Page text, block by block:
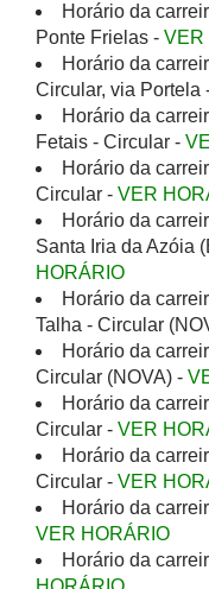
Horário da
Ponte Frielas - VER
Horário da
Circular, via Portela
Horário da
Fetais - Circular -
Horário da
Circular - VER
Horário da
Santa Iria da Azóia
HORÁRIO
Horário da
Talha - Circular
Horário da
Circular (NOVA) -
Horário da
Circular - VER
Horário da
Circular - VER
Horário da
VER HORÁRIO
Horário da